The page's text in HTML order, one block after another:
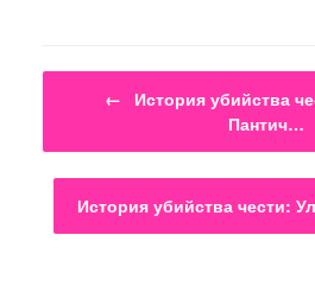
Навигация по записям
←
История убийства
Пантич…
История убийства чести: